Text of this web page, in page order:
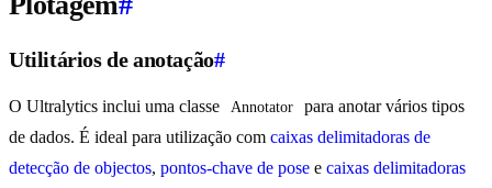
Utilitários de anotação#
O Ultralytics inclui uma classe Annotator
para anotar vários tipos
de dados. É ideal para utilização com caixas delimitadoras de
detecção de objectos, pontos-chave de pose e caixas delimitadoras